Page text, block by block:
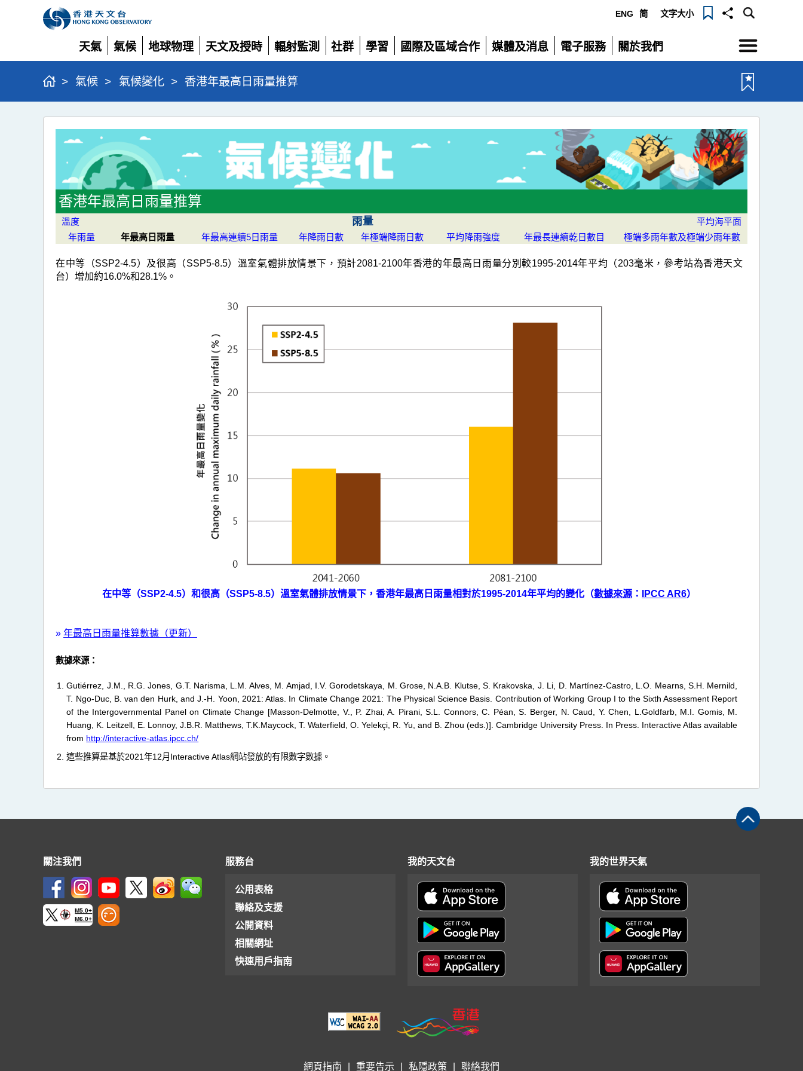
ENG 简 文字大小
天氣
展
開
氣候
展
開
地球物理
展
開
天文及授時
展
開
輻射監測
展
開
社群
展
學習
展
國際及區域合作
展
媒體及消息
展
電子服務
展
關於我們
展
選
單
> 氣候 > 氣候變化 > 香港年最高日雨量推算
香
高
日
量
推
香港年最高日雨量推算
溫度 雨量
平均海平面
年雨量
年最高日雨量 年最高連續5日雨量 年降雨日數 年極端降雨日數 平均降雨強度 年最長連續乾日數目 極端多雨年數及極端少雨年數
在中等（SSP2-4.5）及很高（SSP5-8.5）溫室氣體排放情景下，預計2081-2100年香港的年最高日雨量分別較1995-2014年平均（203毫米，參考站為香港天文
台）增加約16.0%和28.1%。
在中等（SSP2-4.5）和很高（SSP5-8.5）溫室氣體排放情景下，香港年最高日雨量相對於1995-2014年平均的變化（數據來源 ： IPCC AR6）
» 年最高日雨量推算數據（更新）
數據來源：
Gutiérrez, J.M., R.G. Jones, G.T. Narisma, L.M. Alves, M. Amjad, I.V. Gorodetskaya, M. Grose, N.A.B. Klutse, S. Krakovska, J. Li, D. Martínez-Castro, L.O. Mearns, S.H. Mernild,
T. Ngo-Duc, B. van den Hurk, and J.-H. Yoon, 2021: Atlas. In Climate Change 2021: The Physical Science Basis. Contribution of Working Group I to the Sixth Assessment Report
of the Intergovernmental Panel on Climate Change [Masson-Delmotte, V., P. Zhai, A. Pirani, S.L. Connors, C. Péan, S. Berger, N. Caud, Y. Chen, L.Goldfarb, M.I. Gomis, M.
Huang, K. Leitzell, E. Lonnoy, J.B.R. Matthews, T.K.Maycock, T. Waterfield, O. Yelekçi, R. Yu, and B. Zhou (eds.)]. Cambridge University Press. In Press. Interactive Atlas available
from http://interactive-atlas.ipcc.ch/
這些推算是基於2021年12月Interactive Atlas網站發放的有限數字數據。
關注我們
M5.0+
M6.0+
服務台
公用表格
聯絡及支援
公開資料
相關網址
快速用戶指南
我的天文台 我的世界天氣
網頁指南 重要告示 私隱政策 聯絡我們